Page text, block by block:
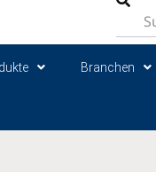
Branchen